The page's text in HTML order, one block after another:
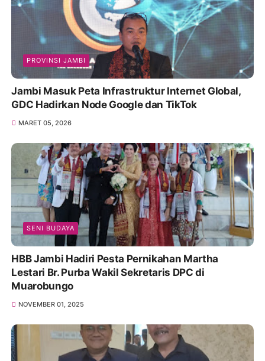
PROVINSI JAMBI
Jambi Masuk Peta Infrastruktur Internet Global,
GDC Hadirkan Node Google dan TikTok
MARET 05, 2026
SENI BUDAYA
HBB Jambi Hadiri Pesta Pernikahan Martha
Lestari Br. Purba Wakil Sekretaris DPC di
Muarobungo
NOVEMBER 01, 2025